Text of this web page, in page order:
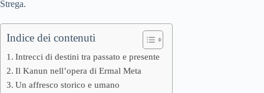
Strega.
Indice dei contenuti
Intrecci di destini tra passato e presente
Il Kanun nell’opera di Ermal Meta
Un affresco storico e umano